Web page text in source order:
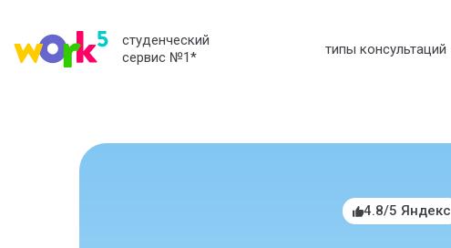
студенческий
сервис №1* типы консультаций
4.8/5 Яндекс